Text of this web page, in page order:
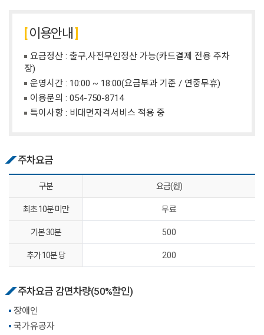
이용안내
요금정산 : 출구,사전무인정산 가능(카드결제 전용 주차
장)
운영시간 : 10:00 ~ 18:00(요금부과 기준 / 연중무휴)
이용문의 : 054-750-8714
특이사항 : 비대면자격서비스 적용 중
주차요금
구분 요금(원)
최초 10분 미만 무료
기본 30분 500
추가 10분 당 200
주차요금 감면차량(50%할인)
장애인
국가유공자